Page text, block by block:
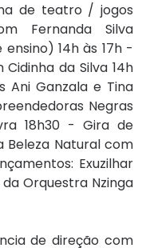
de teatro / jogos
Fernanda Silva
14h às 17h -
da Silva 14h
Ani Ganzala e Tina
Negras
18h30 - Gira de
Beleza Natural com
Exuzilhar
Orquestra Nzinga
de direção com